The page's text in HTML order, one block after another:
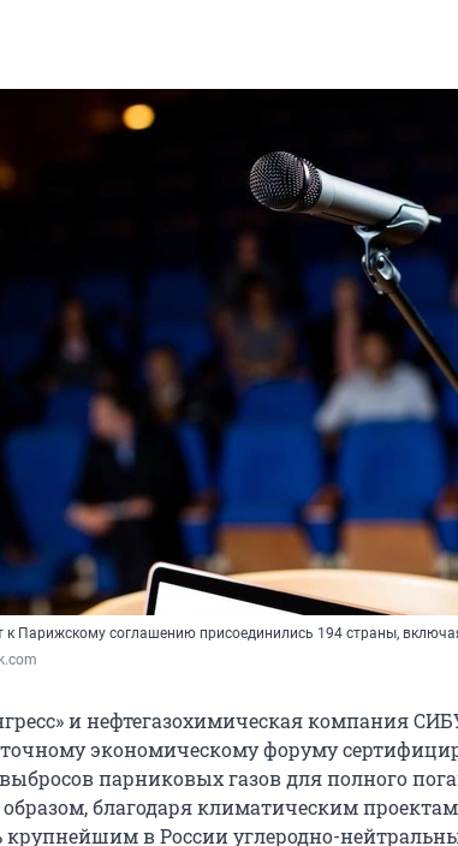
Парижскому соглашению присоединились 194 страны,
и нефтегазохимическая компания
экономическому форуму
парниковых газов для полного
благодаря климатическим
крупнейшим в России углеродно-